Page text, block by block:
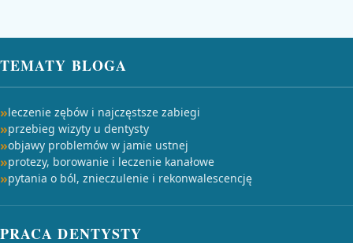
TEMATY BLOGA
leczenie zębów i najczęstsze zabiegi
przebieg wizyty u dentysty
objawy problemów w jamie ustnej
protezy, borowanie i leczenie kanałowe
pytania o ból, znieczulenie i rekonwalescencję
PRACA DENTYSTY